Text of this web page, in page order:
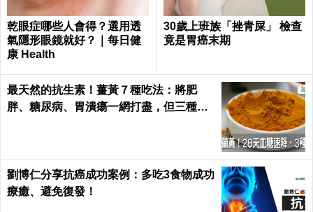
乾眼症哪些人會得？選用透
氣隱形眼鏡就好？｜每日健
康 Health
30歲上班族「挫青屎」 檢查
竟是胃癌末期
最天然的抗生素！薑黃７種吃法：將肥
胖、糖尿病、胃潰瘍一網打盡，但三種人
劉博仁分享抗癌成功案例：多吃3食物成功
療癒、避免復發！